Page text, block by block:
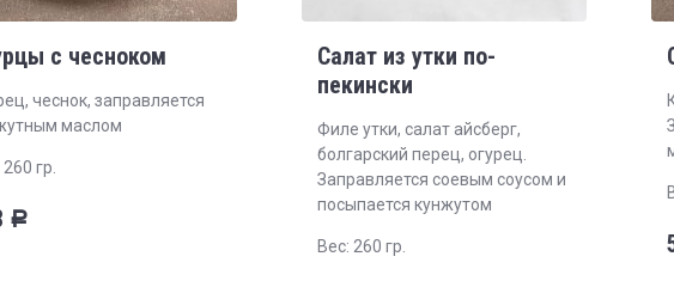
с чесноком
чеснок, заправляется
маслом
гр.
Р
Салат из утки по-
пекински
Филе утки, салат айсберг,
болгарский перец, огурец.
Заправляется соевым соусом и
посыпается кунжутом
Вес: 260 гр.